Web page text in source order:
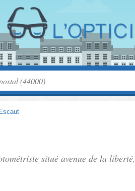
situé avenue de la liberté,